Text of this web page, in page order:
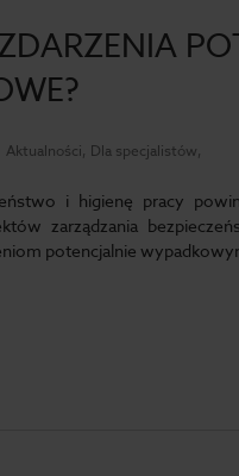
Aktualności, Dla specjalistów,
i higienę pracy
zarządzania
potencjalnie